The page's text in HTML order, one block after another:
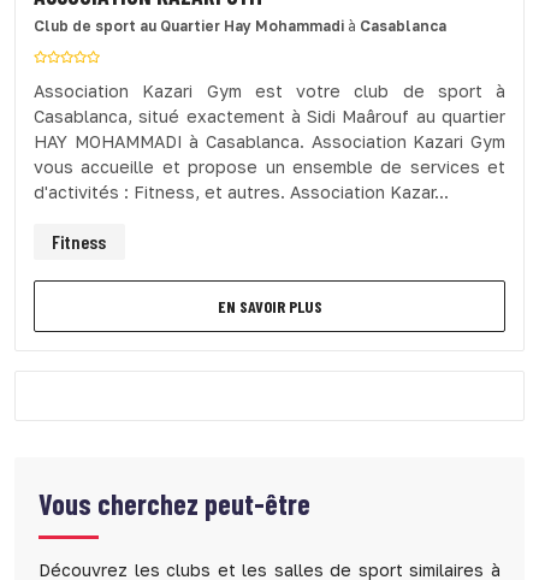
Club de sport au Quartier Hay Mohammadi à Casablanca
Association Kazari Gym est votre club de sport à
Casablanca, situé exactement à Sidi Maârouf au quartier
HAY MOHAMMADI à Casablanca. Association Kazari Gym
vous accueille et propose un ensemble de services et
d'activités : Fitness, et autres. Association Kazar...
Fitness
EN SAVOIR PLUS
Vous cherchez peut-être
Découvrez les clubs et les salles de sport similaires à